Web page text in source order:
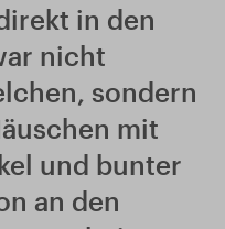
in den
nicht
sondern
mit
und bunter
an den